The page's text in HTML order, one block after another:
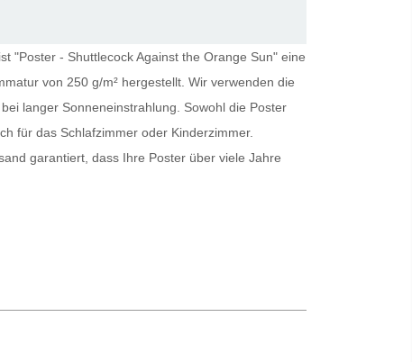
"Poster - Shuttlecock Against the Orange Sun" eine
von 250 g/m² hergestellt. Wir verwenden die
langer Sonneneinstrahlung. Sowohl die Poster
für das Schlafzimmer oder Kinderzimmer.
garantiert, dass Ihre Poster über viele Jahre